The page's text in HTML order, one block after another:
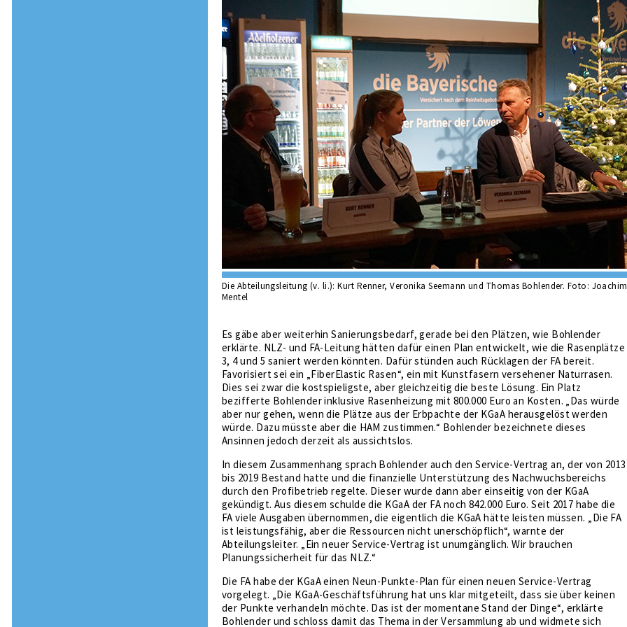
Die Abteilungsleitung (v. li.): Kurt Renner, Veronika Seemann und Thomas Bohlender. Foto: Joachim
Mentel
Es gäbe aber weiterhin Sanierungsbedarf, gerade bei den Plätzen, wie Bohlender
erklärte. NLZ- und FA-Leitung hätten dafür einen Plan entwickelt, wie die Rasenplätze
3, 4 und 5 saniert werden könnten. Dafür stünden auch Rücklagen der FA bereit.
Favorisiert sei ein „FiberElastic Rasen“, ein mit Kunstfasern versehener Naturrasen.
Dies sei zwar die kostspieligste, aber gleichzeitig die beste Lösung. Ein Platz
bezifferte Bohlender inklusive Rasenheizung mit 800.000 Euro an Kosten. „Das würde
aber nur gehen, wenn die Plätze aus der Erbpachte der KGaA herausgelöst werden
würde. Dazu müsste aber die HAM zustimmen.“ Bohlender bezeichnete dieses
Ansinnen jedoch derzeit als aussichtslos.
In diesem Zusammenhang sprach Bohlender auch den Service-Vertrag an, der von 2013
bis 2019 Bestand hatte und die finanzielle Unterstützung des Nachwuchsbereichs
durch den Profibetrieb regelte. Dieser wurde dann aber einseitig von der KGaA
gekündigt. Aus diesem schulde die KGaA der FA noch 842.000 Euro. Seit 2017 habe die
FA viele Ausgaben übernommen, die eigentlich die KGaA hätte leisten müssen. „Die FA
ist leistungsfähig, aber die Ressourcen nicht unerschöpflich“, warnte der
Abteilungsleiter. „Ein neuer Service-Vertrag ist unumgänglich. Wir brauchen
Planungssicherheit für das NLZ.“
Die FA habe der KGaA einen Neun-Punkte-Plan für einen neuen Service-Vertrag
vorgelegt. „Die KGaA-Geschäftsführung hat uns klar mitgeteilt, dass sie über keinen
der Punkte verhandeln möchte. Das ist der momentane Stand der Dinge“, erklärte
Bohlender und schloss damit das Thema in der Versammlung ab und widmete sich